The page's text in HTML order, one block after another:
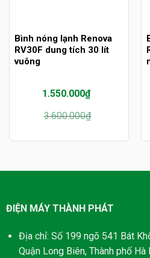
Bình nóng lạnh Renova
RV30F dung tích 30 lít
vuông
3.600.000₫
Giá
gốc
3.600.000₫.
1.550.000₫
Giá
hiện
là:
ĐIỆN MÁY THÀNH PHÁT
Địa chỉ: Số 199 ngõ 541 Bát
Quận Long Biên, Thành phố Hà